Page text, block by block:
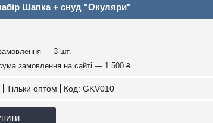
Шапка + снуд "Окуляри"
— 3 шт.
замовлення на сайті — 1 500 ₴
Тільки оптом Код: GKV010